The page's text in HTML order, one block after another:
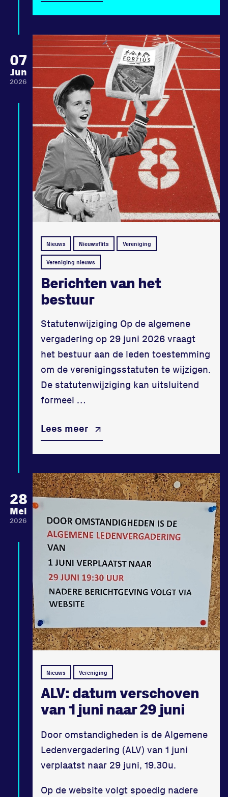
07
Jun
2026
Nieuws Nieuwsflits Vereniging
Vereniging nieuws
Berichten van het
bestuur
Statutenwijziging Op de algemene
vergadering op 29 juni 2026 vraagt
het bestuur aan de leden toestemming
om de verenigingsstatuten te wijzigen.
De statutenwijziging kan uitsluitend
formeel …
Lees meer
28
Mei
2026
Nieuws Vereniging
ALV: datum verschoven
van 1 juni naar 29 juni
Door omstandigheden is de Algemene
Ledenvergadering (ALV) van 1 juni
verplaatst naar 29 juni, 19.30u.
Op de website volgt spoedig nadere